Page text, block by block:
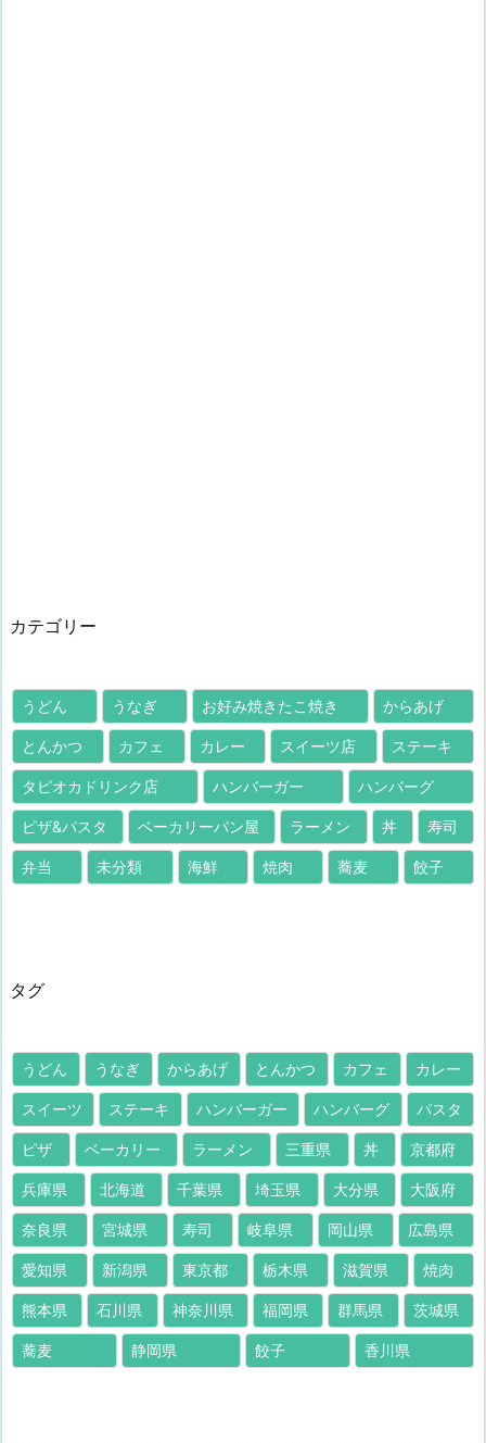
カテゴリー
うどん うなぎ お好み焼きたこ焼き からあげ
とんかつ カフェ カレー スイーツ店 ステーキ
タピオカドリンク店 ハンバーガー ハンバーグ
ピザ&パスタ ベーカリーパン屋 ラーメン 丼 寿司
弁当 未分類 海鮮 焼肉 蕎麦 餃子
タグ
うどん うなぎ からあげ とんかつ カフェ カレー
スイーツ ステーキ ハンバーガー ハンバーグ パスタ
ピザ ベーカリー ラーメン 三重県 丼 京都府
兵庫県 北海道 千葉県 埼玉県 大分県 大阪府
奈良県 宮城県 寿司 岐阜県 岡山県 広島県
愛知県 新潟県 東京都 栃木県 滋賀県 焼肉
熊本県 石川県 神奈川県 福岡県 群馬県 茨城県
蕎麦 静岡県 餃子 香川県